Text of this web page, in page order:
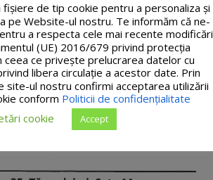
de tip cookie pentru a personaliza și
pe Website-ul nostru. Te informăm că ne-
a respecta cele mai recente modificări
(UE) 2016/679 privind protecția
ceea ce privește prelucrarea datelor cu
libera circulație a acestor date. Prin
site-ul nostru confirmi acceptarea utilizării
conform Politicii de confidențialitate
cookie
Accept